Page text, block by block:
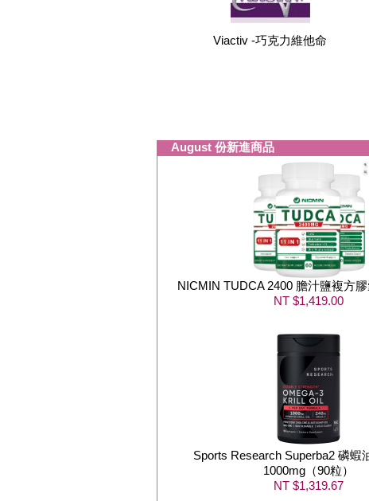
Viactiv -巧克力維他命
August 份新進商品
NICMIN TUDCA 2400 膽汁鹽複方
NT $1,419.00
Sports Research Superba2 磷蝦
1000mg（90粒）
NT $1,319.67